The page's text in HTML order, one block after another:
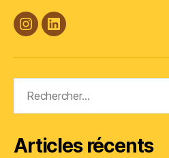
#Plasticana
Linkedin
Articles récents